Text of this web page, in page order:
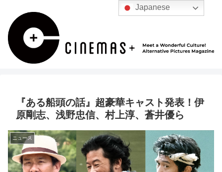
『ある船頭の話』超豪華キャスト発表！伊
原剛志、浅野忠信、村上淳、蒼井優ら
ニュース
Japanese